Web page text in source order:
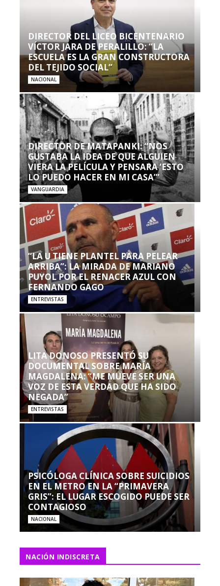
DIRECTOR DEL LICEO BICENTENARIO
VÍCTOR JARA DE PERALILLO: “LA
ESCUELA ES LA GRAN CONSTRUCTORA
DEL TEJIDO SOCIAL”
NACIONAL
DIRECTOR DE MATAPANKI: “NOS
GUSTABA LA IDEA DE QUE ALGUIEN
VIERA LA PELÍCULA Y PENSARA ‘ESTO
LO PUEDO HACER EN MI CASA’”
VANGUARDIA
“LA U TIENE PLANTEL PARA PELEAR
ARRIBA”: LA MIRADA DE MARIANO
PUYOL POR EL RENACER AZUL CON
FERNANDO GAGO
ENTREVISTAS
LITA DONOSO PRESENTÓ SU
DOCUMENTAL SOBRE MARÍA
MAGDALENA: “ME MUEVE SER UNA
VOZ DE ESTA VERDAD QUE HA SIDO
NEGADA”
ENTREVISTAS
PSICÓLOGA CLÍNICA SOBRE SUICIDIOS
EN EL METRO EN LA “PRIMAVERA
GRIS”: EL LUGAR ESCOGIDO PUEDE SER
CONTAGIOSO
NACIONAL
NACIÓN INDISCRETA